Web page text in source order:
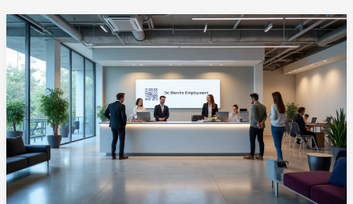
impact
sur
la
distribution
et
les
salariés
concernés